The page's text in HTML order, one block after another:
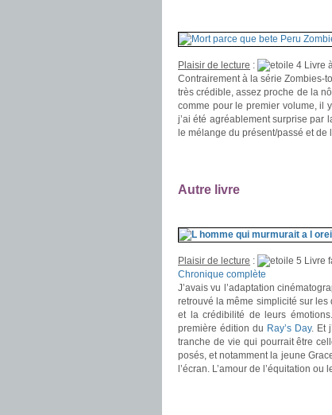
Plaisir de lecture :
Livre
Contrairement à la série Zombies-
très crédible, assez proche de la
comme pour le premier volume, il
j’ai été agréablement surprise par
le mélange du présent/passé et
Autre livre
Plaisir de lecture :
Livre
Chronique complète
J’avais vu l’adaptation
retrouvé la même simplicité sur
et la crédibilité de leurs
première édition du Ray’s Day. Et
tranche de vie qui pourrait être
posés, et notamment la jeune
l’écran. L’amour de l’équitation